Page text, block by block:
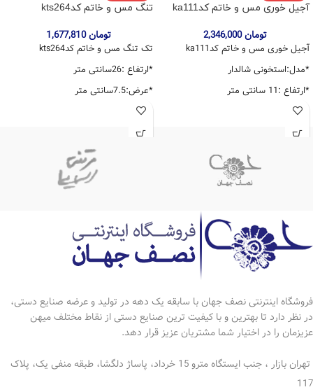
آجیل خوری مس و خاتم کدka111
تومان2,346,000
آجیل خوری مس و خاتم کدka111
*مدل:استخونی شالدار
*ارتفاع :11 سانتی متر
*دهانه:10 سانتی متر
*دارای ضمانت 10 ساله
تنگ مس و خاتم کدkts264
تومان1,677,810
تک تنگ مس و خاتم کدkts264
*ارتفاع :26سانتی متر
*عرض:7.5سانتی متر
*برند:اقاجانی
فروشگاه اینترنتی نصف جهان با سابقه یک دهه در تولید و عرضه صنایع دستی،
در نظر دارد تا بهترین و با کیفیت ترین صنایع دستی از نقاط مختلف میهن
عزیزمان را در اختیار شما مشتریان عزیز قرار دهد.
تهران بازار ، جنب ایستگاه مترو 15 خرداد، پاساژ دلگشا، طبقه منفی یک، پلاک
117